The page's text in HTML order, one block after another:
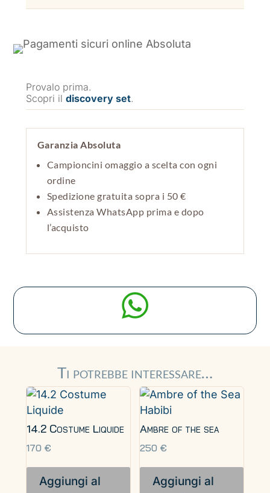
Provalo prima.
Scopri il discovery set.
Garanzia Absoluta
Campioncini omaggio a scelta con ogni
ordine
Spedizione gratuita sopra i 50 €
Assistenza WhatsApp prima e dopo
l’acquisto

Ti potrebbe interessare…
14.2 Costume Liquide
170 €
Aggiungi al
Ambre of the sea
250 €
Aggiungi al